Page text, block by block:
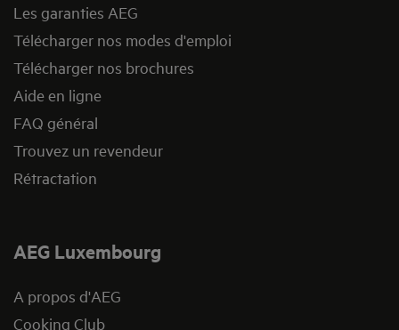
Les garanties AEG
Télécharger nos modes d'emploi
Télécharger nos brochures
Aide en ligne
FAQ général
Trouvez un revendeur
Rétractation
AEG Luxembourg
A propos d'AEG
Cooking Club